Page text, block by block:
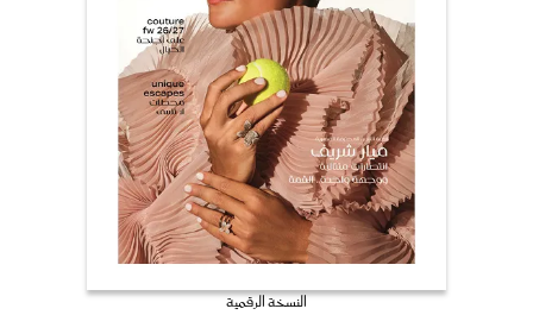
النسخة الرقمية